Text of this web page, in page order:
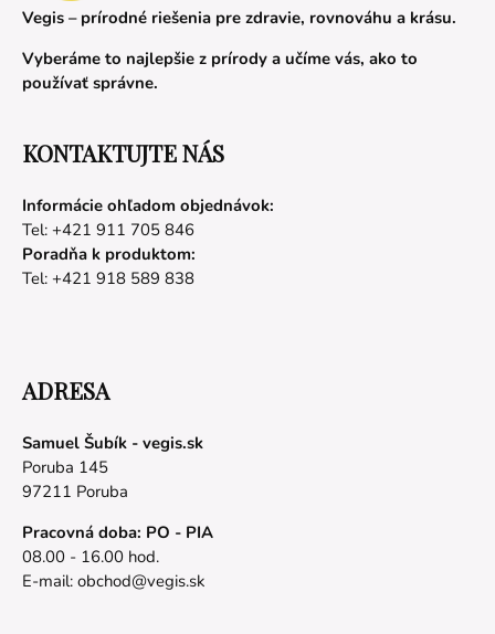
Vegis – prírodné riešenia pre zdravie, rovnováhu a krásu.
Vyberáme to najlepšie z prírody a učíme vás, ako to
používať správne.
KONTAKTUJTE NÁS
Informácie ohľadom objednávok:
Tel: +421 911 705 846
Poradňa k produktom:
Tel: +421 918 589 838
ADRESA
Samuel Šubík - vegis.sk
Poruba 145
97211 Poruba
Pracovná doba: PO - PIA
08.00 - 16.00 hod.
E-mail: obchod@vegis.sk